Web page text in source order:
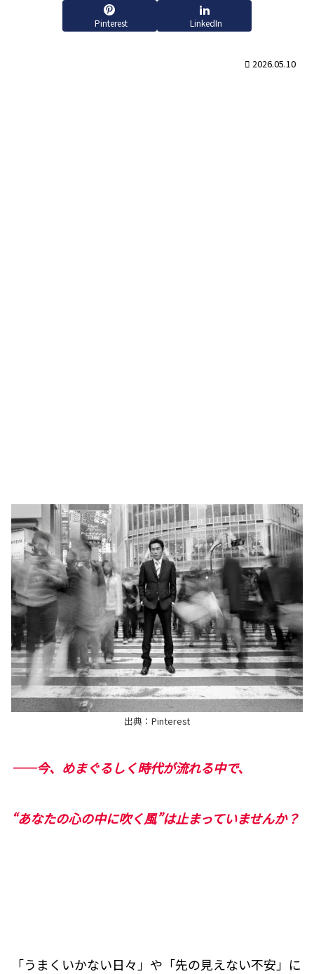
Pinterest LinkedIn
2026.05.10
出典：Pinterest
――今、めまぐるしく時代が流れる中で、
“あなたの心の中に吹く風”は止まっていませんか？
「うまくいかない日々」や「先の見えない不安」に